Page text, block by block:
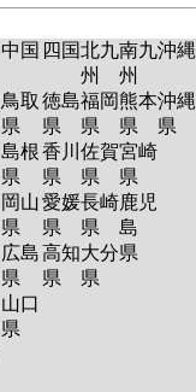
中国 四国北九
州
南九
州
沖縄
鳥取
県
島根
県
岡山
県
広島
県
山口
県
徳島
県
香川
県
愛媛
県
高知
県
福岡
県
佐賀
県
長崎
県
大分
県
熊本
県
宮崎
県
鹿児
島
県
沖縄
県